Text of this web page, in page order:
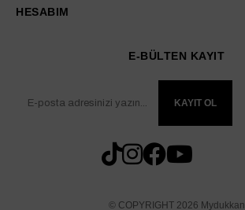
HESABIM
E-BÜLTEN KAYIT
KAYIT OL
© COPYRIGHT 2026 Mydukkan